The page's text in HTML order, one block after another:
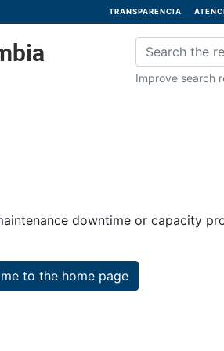
TRANSPARENCIA
Improve search
downtime or capacity
to the home page